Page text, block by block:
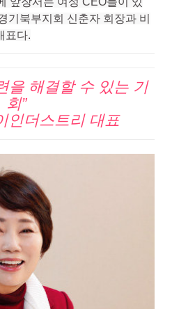
기북부지회 신춘자 회장과 비
표다.
을 해결할 수 있는 기
회”
인더스트리 대표